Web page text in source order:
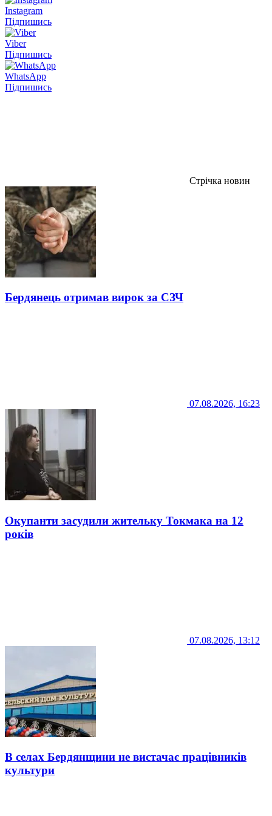
Instagram
Підпишись
Viber
Підпишись
WhatsApp
Підпишись
Стрічка новин
Бердянець отримав вирок за СЗЧ
07.08.2026, 16:23
Окупанти засудили жительку Токмака на 12
років
07.08.2026, 13:12
В селах Бердянщини не вистачає працівників
культури